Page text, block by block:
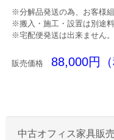
※分解品発送の為、お客様組
※搬入・施工・設置は別途料
※宅配便発送は出来ません。
販売価格 88,000円（
中古オフィス家具販